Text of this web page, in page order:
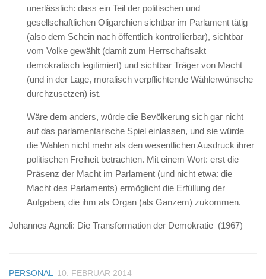
unerlässlich: dass ein Teil der politischen und
gesellschaftlichen Oligarchien sichtbar im Parlament tätig
(also dem Schein nach öffentlich kontrollierbar), sichtbar
vom Volke gewählt (damit zum Herrschaftsakt
demokratisch legitimiert) und sichtbar Träger von Macht
(und in der Lage, moralisch verpflichtende Wählerwünsche
durchzusetzen) ist.
Wäre dem anders, würde die Bevölkerung sich gar nicht
auf das parlamentarische Spiel einlassen, und sie würde
die Wahlen nicht mehr als den wesentlichen Ausdruck ihrer
politischen Freiheit betrachten. Mit einem Wort: erst die
Präsenz der Macht im Parlament (und nicht etwa: die
Macht des Parlaments) ermöglicht die Erfüllung der
Aufgaben, die ihm als Organ (als Ganzem) zukommen.
Johannes Agnoli: Die Transformation der Demokratie (1967)
PERSONAL 10. FEBRUAR 2014